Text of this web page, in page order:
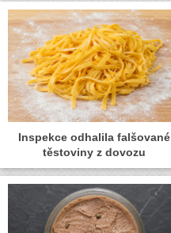
Inspekce odhalila falšované
těstoviny z dovozu